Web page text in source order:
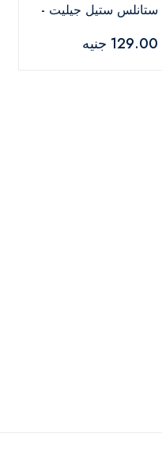
ستانلس ستيل جيليت -
129.00 جنيه